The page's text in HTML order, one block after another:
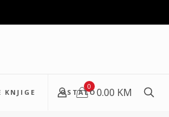
KNJIGE OSTALO
0 0.00 KM